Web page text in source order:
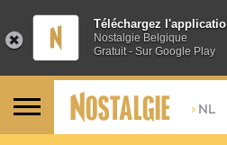
Téléchargez
Nostalgie Belgique
Gratuit - Sur Google Play
> NL